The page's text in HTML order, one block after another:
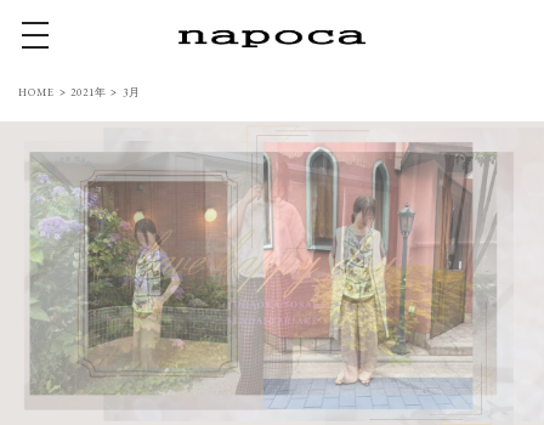
toggle navigation
HOME > 2021年 > 3月